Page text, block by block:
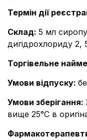
Термін дії
Склад: 5 мл
дигідрохлориду 2,
Торгівельне
Умови відпуску:
Умови зберігання:
вище 25°С в